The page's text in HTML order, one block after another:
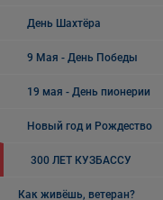
День Шахтёра
9 Мая - День Победы
19 мая - День пионерии
Новый год и Рождество
300 ЛЕТ КУЗБАССУ
Как живёшь, ветеран?